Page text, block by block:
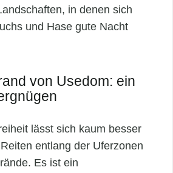
in denen sich
und Hase gute Nacht
von Usedom: ein
lässt sich kaum besser
entlang der Uferzonen
Es ist ein